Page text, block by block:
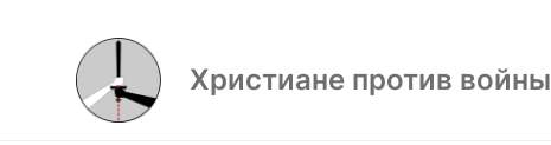
Христиане против войны